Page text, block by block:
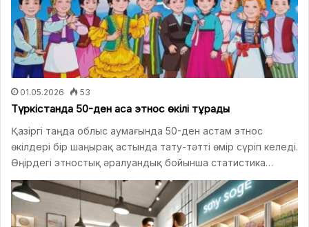
01.05.2026 53
Түркістанда 50-ден аса этнос өкілі тұрады
Қазіргі таңда облыс аумағында 50-ден астам этнос
өкілдері бір шаңырақ астында тату-тәтті өмір сүріп келеді.
Өңірдегі этностық әралуандық бойынша статистика…